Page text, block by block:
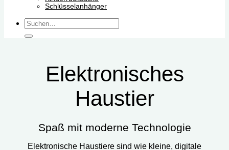
Schlüsselanhänger
Suchen
nach:
Elektronisches
Haustier
Spaß mit moderne Technologie
Elektronische Haustiere sind wie kleine, digitale